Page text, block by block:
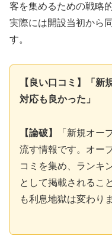
客を集めるための戦略
実際には開設当初から
す。
【良い口コミ】「新
対応も良かった」
【論破】
「新規オー
流す情報です。オー
コミを集め、ランキ
として掲載されるこ
も利息地獄は変わり